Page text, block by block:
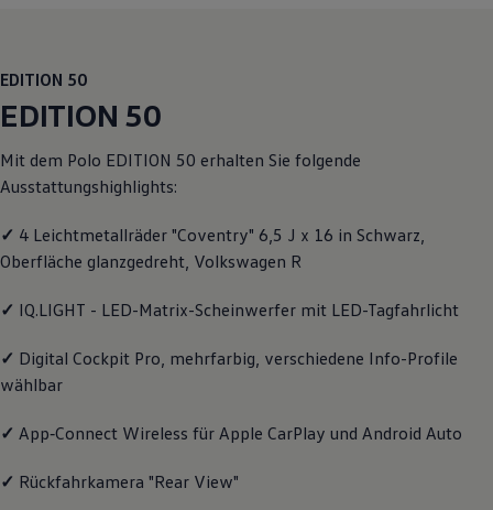
Zubehör
Schutz und Pflege
Transport
Entertainment und Elektronik
Wallbox und Ladekabel
Digitale Extras
Dienste für Ihr Modell finden
Handy und Fahrzeug verbinden
Über Ihr Auto
Vorgängermodelle
Warn- und Kontrollleuchten
Digitale Betriebsanleitung
Live Beratung
EDITION 50
EDITION 50
Mit dem Polo EDITION 50 erhalten Sie folgende
Ausstattungshighlights:
✓ 4 Leichtmetallräder "Coventry" 6,5 J x 16 in Schwarz,
Oberfläche glanzgedreht, Volkswagen R
✓ IQ.LIGHT - LED-Matrix-Scheinwerfer mit LED-Tagfahrlicht
✓ Digital Cockpit Pro, mehrfarbig, verschiedene Info-Profile
wählbar
✓ App‑Connect Wireless für Apple CarPlay und Android Auto
✓ Rückfahrkamera "Rear View"